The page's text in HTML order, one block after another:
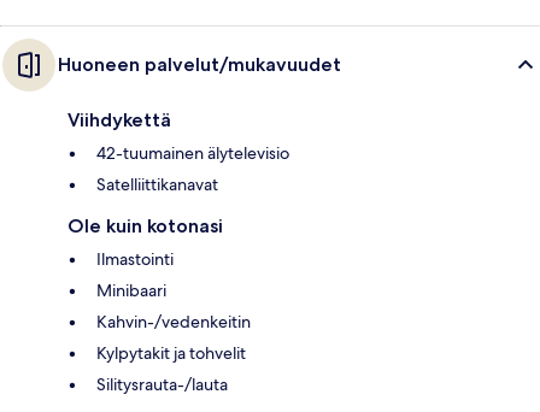
Huoneen palvelut/mukavuudet
Viihdykettä
42-tuumainen älytelevisio
Satelliittikanavat
Ole kuin kotonasi
Ilmastointi
Minibaari
Kahvin-/vedenkeitin
Kylpytakit ja tohvelit
Silitysrauta-/lauta